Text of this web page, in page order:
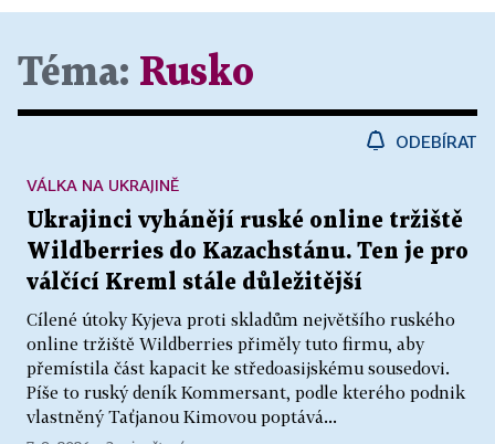
Téma: Rusko
ODEBÍRAT
Ukrajinci vyhánějí ruské online tržiště
Wildberries do Kazachstánu. Ten je pro
válčící Kreml stále důležitější
Cílené útoky Kyjeva proti skladům největšího ruského
online tržiště Wildberries přiměly tuto firmu, aby
přemístila část kapacit ke středoasijskému sousedovi.
Píše to ruský deník Kommersant, podle kterého podnik
vlastněný Taťjanou Kimovou poptává...
VÁLKA NA UKRAJINĚ